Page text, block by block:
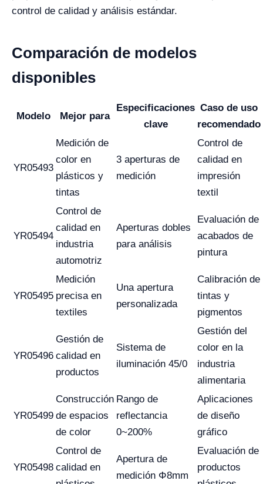
control de calidad y análisis estándar.
Comparación de modelos
disponibles
Modelo Mejor para
Especificaciones
clave
Caso de uso
recomendado
YR05493
Medición de
color en
plásticos y
tintas
3 aperturas de
medición
Control de
calidad en
impresión
textil
YR05494
Control de
calidad en
industria
automotriz
Aperturas dobles
para análisis
Evaluación de
acabados de
pintura
YR05495
Medición
precisa en
textiles
Una apertura
personalizada
Calibración de
tintas y
pigmentos
YR05496
Gestión de
calidad en
productos
Sistema de
iluminación 45/0
Gestión del
color en la
industria
alimentaria
YR05499
Construcción
de espacios
de color
Rango de
reflectancia
0~200%
Aplicaciones
de diseño
gráfico
YR05498
Control de
calidad en
Apertura de
medición Φ8mm
Evaluación de
productos